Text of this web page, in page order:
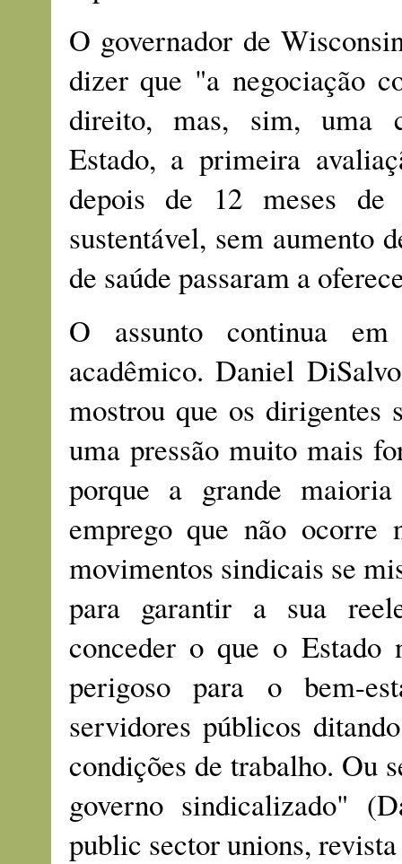
O governador de
dizer que "a negociação
direito, mas, sim, uma
Estado, a primeira
depois de 12 meses
sustentável, sem aumento
de saúde passaram a
O assunto continua
acadêmico. Daniel
mostrou que os dirigentes
uma pressão muito mais
porque a grande
emprego que não ocorre
movimentos sindicais se
para garantir a sua
conceder o que o Estado
perigoso para o bem-
servidores públicos
condições de trabalho. Ou
governo sindicalizado"
public sector unions,